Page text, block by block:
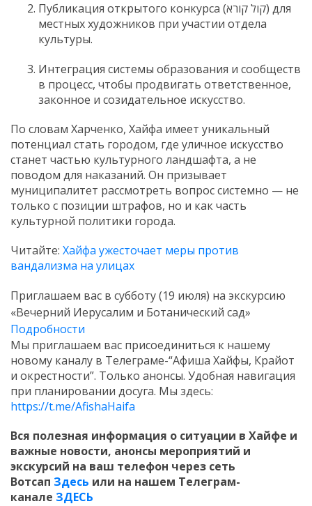
Публикация открытого конкурса (קול קורא) для
местных художников при участии отдела
культуры.
Интеграция системы образования и сообществ
в процесс, чтобы продвигать ответственное,
законное и созидательное искусство.
По словам Харченко, Хайфа имеет уникальный
потенциал стать городом, где уличное искусство
станет частью культурного ландшафта, а не
поводом для наказаний. Он призывает
муниципалитет рассмотреть вопрос системно — не
только с позиции штрафов, но и как часть
культурной политики города.
Читайте: Хайфа ужесточает меры против
вандализма на улицах
Приглашаем вас в субботу (19 июля) на экскурсию
«Вечерний Иерусалим и Ботанический сад»
Подробности
Мы приглашаем вас присоединиться к нашему
новому каналу в Телеграме-“Афиша Хайфы, Крайот
и окрестности”. Только анонсы. Удобная навигация
при планировании досуга. Мы здесь:
https://t.me/AfishaHaifa
Вся полезная информация о ситуации в Хайфе и
важные новости, анонсы мероприятий и
экскурсий на ваш телефон через сеть
Вотсап Здесь или на нашем Телеграм-
канале ЗДЕСЬ